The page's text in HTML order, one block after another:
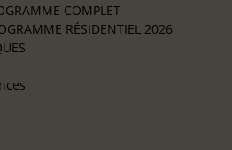
COMPLET
RÉSIDENTIEL 2026